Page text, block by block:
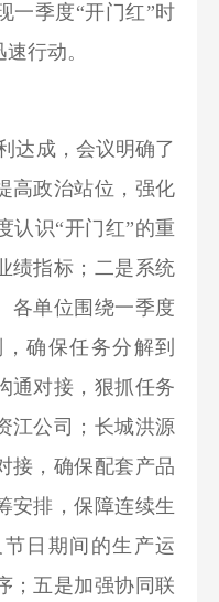
一季度“开门红”时
行动。
达成，会议明确了
高政治站位，强化
认识“开门红”的重
绩指标；二是系统
各单位围绕一季度
确保任务分解到
通对接，狠抓任务
江公司；长城洪源
接，确保配套产品
安排，保障连续生
日期间的生产运
；五是加强协同联